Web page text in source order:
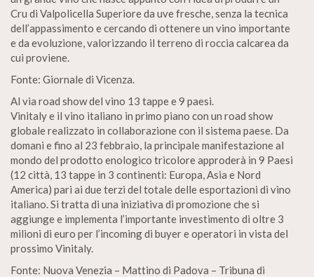
Cru di Valpolicella Superiore da uve fresche, senza la tecnica
dell’appassimento e cercando di ottenere un vino importante
e da evoluzione, valorizzando il terreno di roccia calcarea da
cui proviene.
Fonte: Giornale di Vicenza.
Al via road show del vino 13 tappe e 9 paesi.
Vinitaly e il vino italiano in primo piano con un road show
globale realizzato in collaborazione con il sistema paese. Da
domani e fino al 23 febbraio, la principale manifestazione al
mondo del prodotto enologico tricolore approderà in 9 Paesi
(12 città, 13 tappe in 3 continenti: Europa, Asia e Nord
America) pari ai due terzi del totale delle esportazioni di vino
italiano. Si tratta di una iniziativa di promozione che si
aggiunge e implementa l’importante investimento di oltre 3
milioni di euro per l’incoming di buyer e operatori in vista del
prossimo Vinitaly.
Fonte: Nuova Venezia – Mattino di Padova – Tribuna di